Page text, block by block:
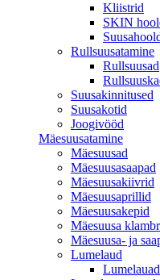
Kliistrid
SKIN
Rullsuusatamine
Rullsuusad
Suusakinnitused
Suusakotid
Joogivööd
Mäesuusatamine
Mäesuusad
Mäesuusasaapad
Mäesuusakiivrid
Mäesuusaprillid
Mäesuusakepid
Mäesuusa
Mäesuusa- ja
Lumelaud
Lumelauad